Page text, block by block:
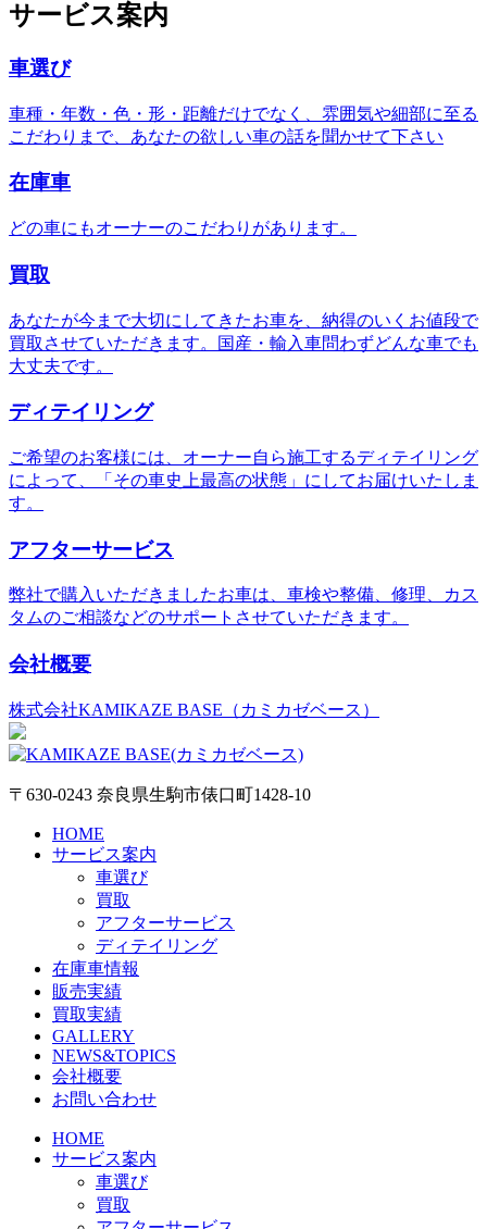
サービス案内
車選び
車種・年数・色・形・距離だけでなく、雰囲気や細部に至る
こだわりまで、あなたの欲しい車の話を聞かせて下さい
在庫車
どの車にもオーナーのこだわりがあります。
買取
あなたが今まで大切にしてきたお車を、納得のいくお値段で
買取させていただきます。国産・輸入車問わずどんな車でも
大丈夫です。
ディテイリング
ご希望のお客様には、オーナー自ら施工するディテイリング
によって、「その車史上最高の状態」にしてお届けいたしま
す。
アフターサービス
弊社で購入いただきましたお車は、車検や整備、修理、カス
タムのご相談などのサポートさせていただきます。
会社概要
株式会社KAMIKAZE BASE（カミカゼベース）
〒630-0243 奈良県生駒市俵口町1428-10
HOME
サービス案内
車選び
買取
アフターサービス
ディテイリング
在庫車情報
販売実績
買取実績
GALLERY
NEWS&TOPICS
会社概要
お問い合わせ
HOME
サービス案内
車選び
買取